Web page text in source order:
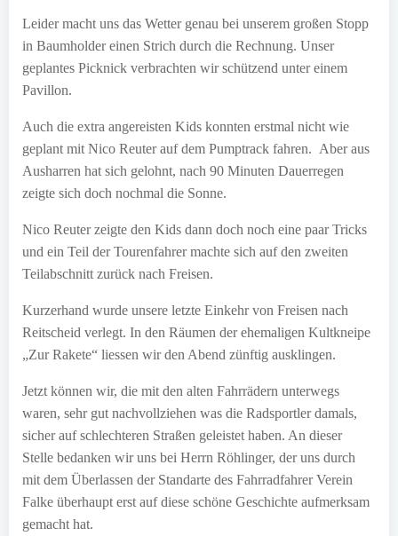
Leider macht uns das Wetter genau bei unserem großen Stopp
in Baumholder einen Strich durch die Rechnung. Unser
geplantes Picknick verbrachten wir schützend unter einem
Pavillon.
Auch die extra angereisten Kids konnten erstmal nicht wie
geplant mit Nico Reuter auf dem Pumptrack fahren. Aber aus
Ausharren hat sich gelohnt, nach 90 Minuten Dauerregen
zeigte sich doch nochmal die Sonne.
Nico Reuter zeigte den Kids dann doch noch eine paar Tricks
und ein Teil der Tourenfahrer machte sich auf den zweiten
Teilabschnitt zurück nach Freisen.
Kurzerhand wurde unsere letzte Einkehr von Freisen nach
Reitscheid verlegt. In den Räumen der ehemaligen Kultkneipe
„Zur Rakete“ liessen wir den Abend zünftig ausklingen.
Jetzt können wir, die mit den alten Fahrrädern unterwegs
waren, sehr gut nachvollziehen was die Radsportler damals,
sicher auf schlechteren Straßen geleistet haben. An dieser
Stelle bedanken wir uns bei Herrn Röhlinger, der uns durch
mit dem Überlassen der Standarte des Fahrradfahrer Verein
Falke überhaupt erst auf diese schöne Geschichte aufmerksam
gemacht hat.